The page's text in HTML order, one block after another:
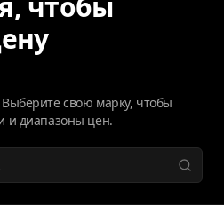
свою марку, чтобы
и диапазоны цен.